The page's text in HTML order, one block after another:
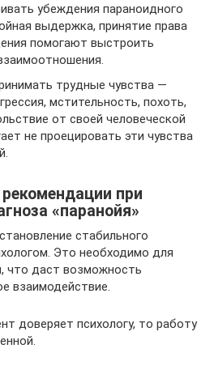
убеждения параноидного
выдержка, принятие права
помогают выстроить
трудные чувства —
мстительность, похоть,
от своей человеческой
не проецировать эти чувства
при
«паранойя»
стабильного
Это необходимо для
что даст возможность
взаимодействие.
доверяет психологу, то работу